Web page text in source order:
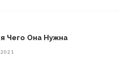
Чего Она Нужна